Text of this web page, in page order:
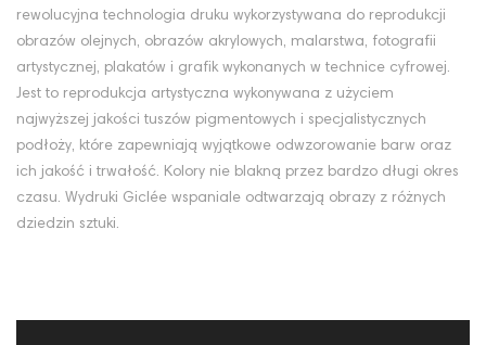
rewolucyjna technologia druku wykorzystywana do reprodukcji
obrazów olejnych, obrazów akrylowych, malarstwa, fotografii
artystycznej, plakatów i grafik wykonanych w technice cyfrowej.
Jest to reprodukcja artystyczna wykonywana z użyciem
najwyższej jakości tuszów pigmentowych i specjalistycznych
podłoży, które zapewniają wyjątkowe odwzorowanie barw oraz
ich jakość i trwałość. Kolory nie blakną przez bardzo długi okres
czasu. Wydruki Giclée wspaniale odtwarzają obrazy z różnych
dziedzin sztuki.